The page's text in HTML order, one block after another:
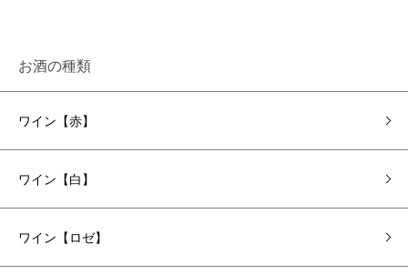
お酒の種類
ワイン【赤】
ワイン【白】
ワイン【ロゼ】